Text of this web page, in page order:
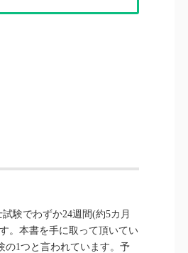
験でわずか24週間(約5カ月
。本書を手に取って頂いてい
の1つと言われています。予